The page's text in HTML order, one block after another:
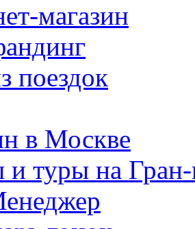
магазин
поездок
в Москве
и туры на